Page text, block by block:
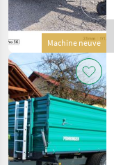
Machine neuve